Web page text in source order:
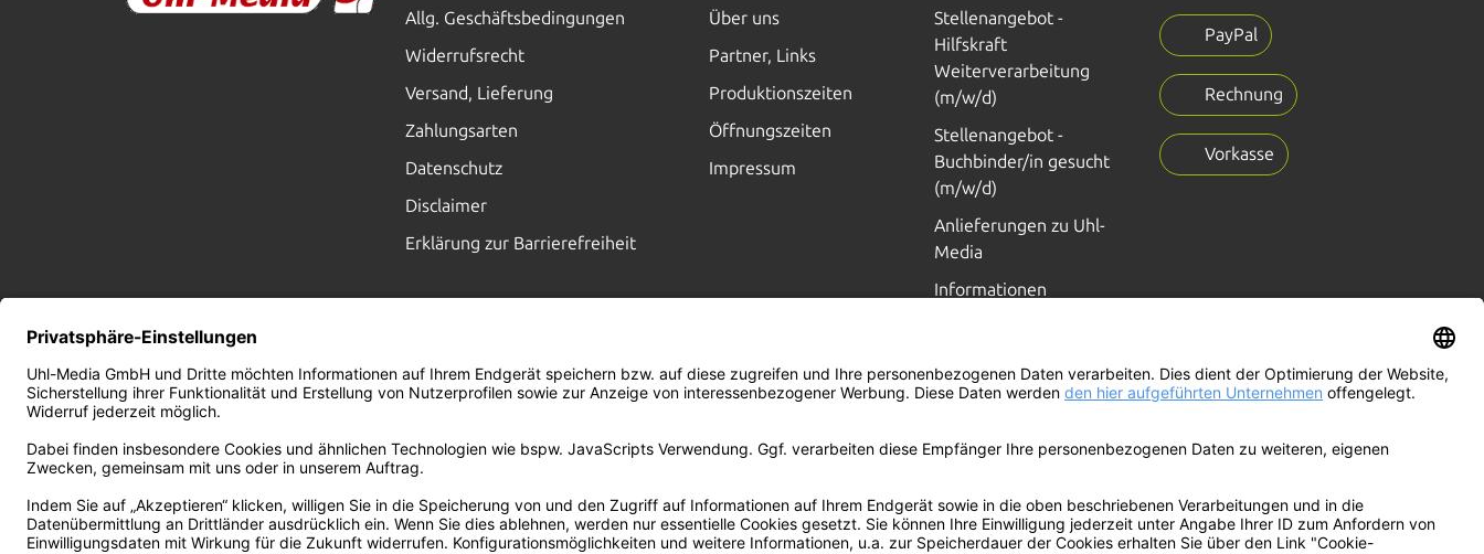
Allg. Geschäftsbedingungen
Widerrufsrecht
Versand, Lieferung
Zahlungsarten
Datenschutz
Disclaimer
Erklärung zur Barrierefreiheit
Über uns
Partner, Links
Produktionszeiten
Öffnungszeiten
Impressum
Stellenangebot -
Hilfskraft
Weiterverarbeitung
(m/w/d)
Stellenangebot -
Buchbinder/in gesucht
(m/w/d)
Anlieferungen zu Uhl-
Media
Informationen
PayPal
Rechnung
Vorkasse
45
JAHRE
NACHHALTIGES
DRUCKEN
1=1
AKTION
JE AUFTRAG WIRD
EIN BAUM GEPFLANZT
100%
WIR
PRODUZIEREN MIT
ÖKOSTROM